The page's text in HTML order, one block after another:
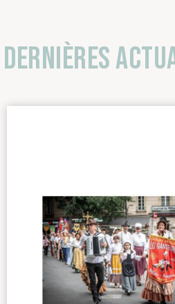
Dernières